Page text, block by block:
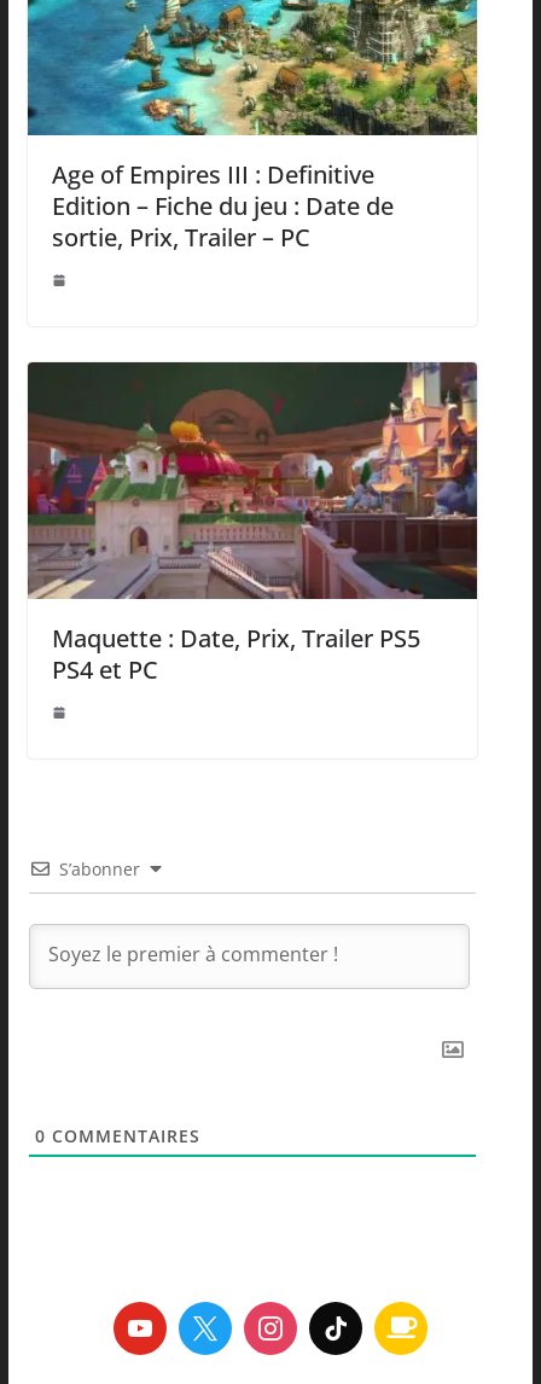
Age of Empires III : Definitive
Edition – Fiche du jeu : Date de
sortie, Prix, Trailer – PC
Maquette : Date, Prix, Trailer PS5
PS4 et PC
S’abonner
0 COMMENTAIRES